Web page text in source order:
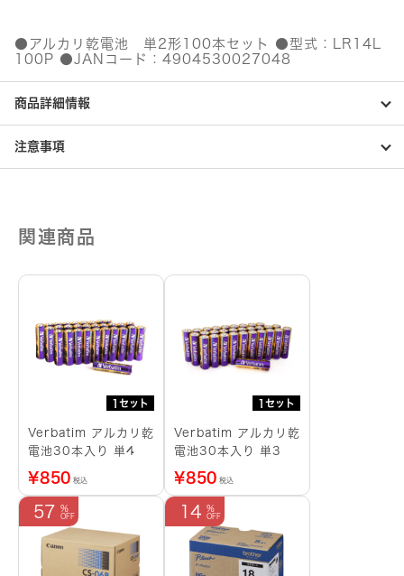
池
単
個
●アルカリ乾電池 単2形100本セット ●型式：LR14L
100P ●JANコード：4904530027048
商品詳細情報
注意事項
関連商品
1セット
Verbatim アルカリ乾
電池30本入り 単4
¥850 税込
1セット
Verbatim アルカリ乾
電池30本入り 単3
¥850 税込
57 14